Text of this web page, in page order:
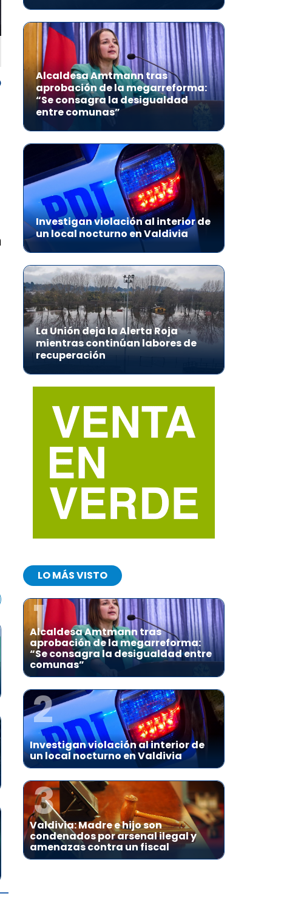
Alcaldesa Amtmann tras
aprobación de la megarreforma:
“Se consagra la desigualdad
entre comunas”
Investigan violación al interior de
un local nocturno en Valdivia
La Unión deja la Alerta Roja
mientras continúan labores de
recuperación
LO MÁS VISTO
1
Alcaldesa Amtmann tras
aprobación de la megarreforma:
“Se consagra la desigualdad entre
comunas”
2
Investigan violación al interior de
un local nocturno en Valdivia
3
Valdivia: Madre e hijo son
condenados por arsenal ilegal y
amenazas contra un fiscal